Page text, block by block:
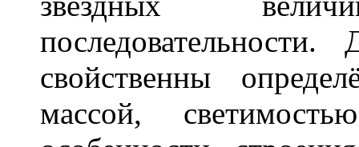
свойственны
массой,